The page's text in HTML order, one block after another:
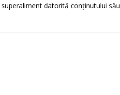
superaliment datorită conținutului său